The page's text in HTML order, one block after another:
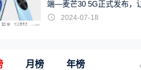
端—麦芒30 5G正式发布，
触手可及2024-07-18
月榜 年榜